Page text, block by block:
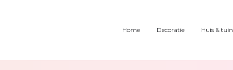
Home Decoratie Huis & tuin